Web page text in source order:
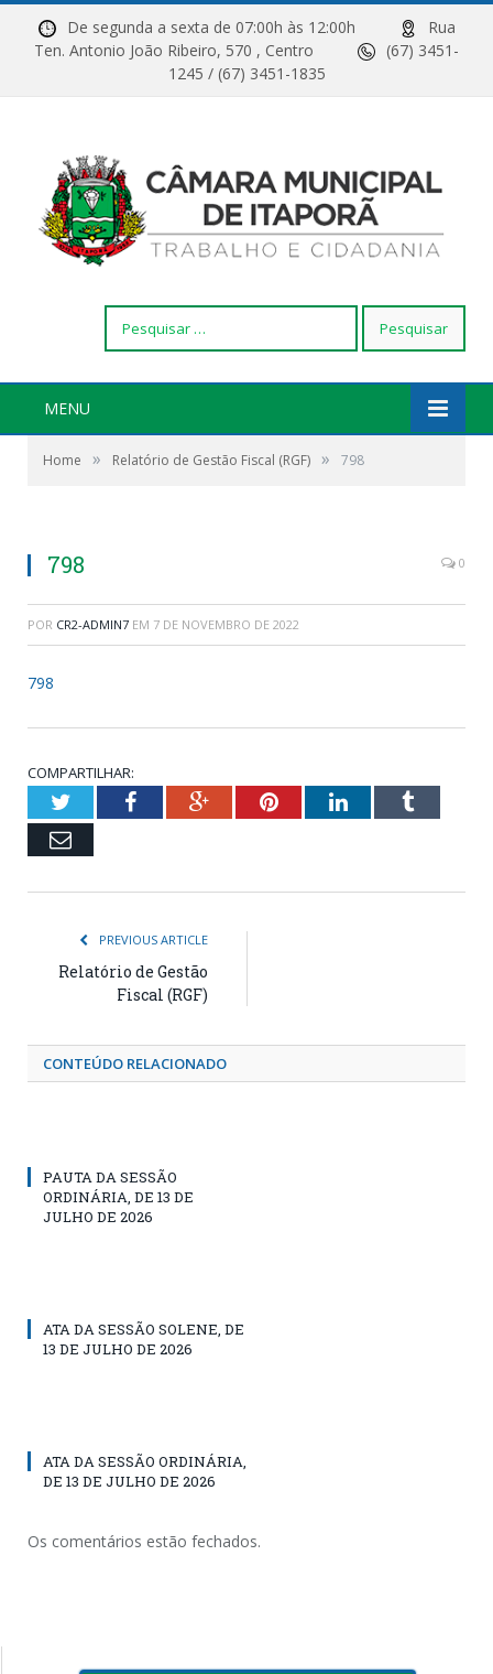
De segunda a sexta de 07:00h às 12:00h
Rua
Ten. Antonio João Ribeiro, 570 , Centro
(67) 3451-
1245 / (67) 3451-1835
por:
MENU
Home » Relatório de Gestão Fiscal (RGF) » 798
798 0
POR CR2-ADMIN7 EM 7 DE NOVEMBRO DE 2022
798
COMPARTILHAR:
TwitterFacebookGoogle+PinterestLinkedInTumblr
Email
PREVIOUS ARTICLE
Relatório de Gestão
Fiscal (RGF)
CONTEÚDO RELACIONADO
PAUTA DA SESSÃO
ORDINÁRIA, DE 13 DE
JULHO DE 2026
ATA DA SESSÃO SOLENE, DE
13 DE JULHO DE 2026
ATA DA SESSÃO ORDINÁRIA,
DE 13 DE JULHO DE 2026
Os comentários estão fechados.